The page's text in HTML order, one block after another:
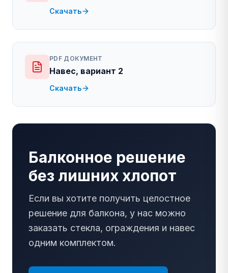
Скачать
PDF ДОКУМЕНТ
Навес, вариант 2
Скачать
Балконное решение
без лишних хлопот
Если вы хотите получить целостное
решение для балкона, у нас можно
заказать стекла, ограждения и навес
одним комплектом.